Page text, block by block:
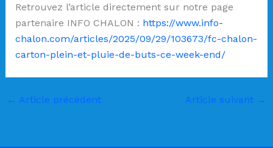
Retrouvez l’article directement sur notre page
partenaire INFO CHALON : https://www.info-
chalon.com/articles/2025/09/29/103673/fc-chalon-
carton-plein-et-pluie-de-buts-ce-week-end/
← Article précédent Article suivant →